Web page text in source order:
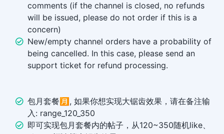
comments (if the channel is closed, no refunds
will be issued, please do not order if this is a
concern)
New/empty channel orders have a probability of
being cancelled. In this case, please send an
support ticket for refund processing.
包月套餐🈷️, 如果你想实现大锯齿效果，请在备注输
入: range_120_350
即可实现包月套餐内的帖子，从120~350随机like、